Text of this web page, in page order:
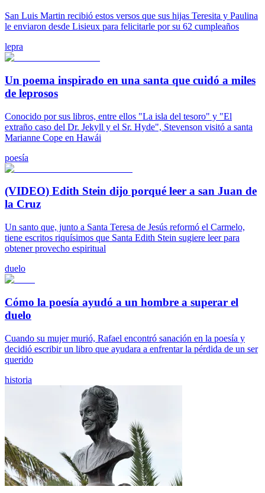
San Luis Martin recibió estos versos que sus hijas Teresita y Paulina
le enviaron desde Lisieux para felicitarle por su 62 cumpleaños
lepra
Un poema inspirado en una santa que cuidó a miles
de leprosos
Conocido por sus libros, entre ellos "La isla del tesoro" y "El
extraño caso del Dr. Jekyll y el Sr. Hyde", Stevenson visitó a santa
Marianne Cope en Hawái
poesía
(VIDEO) Edith Stein dijo porqué leer a san Juan de
la Cruz
Un santo que, junto a Santa Teresa de Jesús reformó el Carmelo,
tiene escritos riquísimos que Santa Edith Stein sugiere leer para
obtener provecho espiritual
duelo
Cómo la poesía ayudó a un hombre a superar el
duelo
Cuando su mujer murió, Rafael encontró sanación en la poesía y
decidió escribir un libro que ayudara a enfrentar la pérdida de un ser
querido
historia